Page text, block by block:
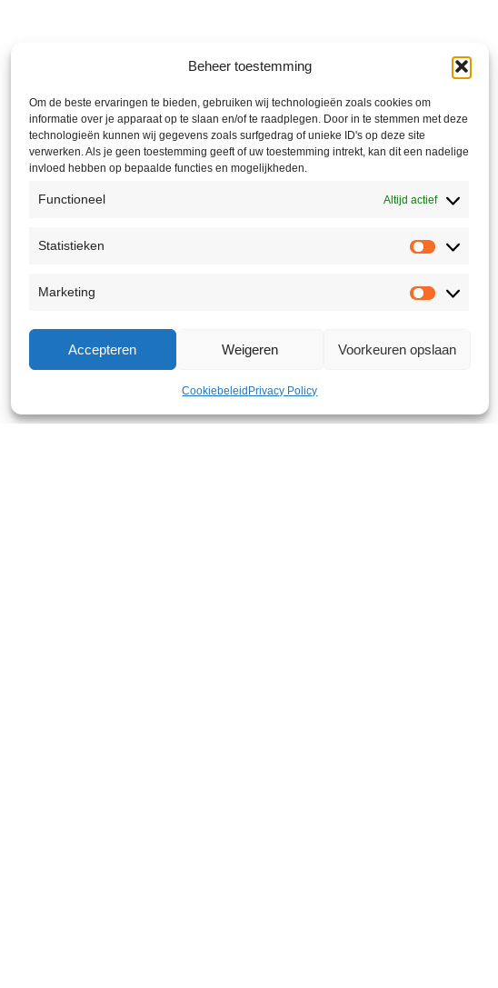
Beheer toestemming
Om de beste ervaringen te bieden, gebruiken wij technologieën zoals cookies om
informatie over je apparaat op te slaan en/of te raadplegen. Door in te stemmen met deze
technologieën kunnen wij gegevens zoals surfgedrag of unieke ID's op deze site
verwerken. Als je geen toestemming geeft of uw toestemming intrekt, kan dit een nadelige
invloed hebben op bepaalde functies en mogelijkheden.
Functioneel Altijd actief
Statistieken
Marketing
Accepteren Weigeren Voorkeuren opslaan
Cookiebeleid Privacy Policy